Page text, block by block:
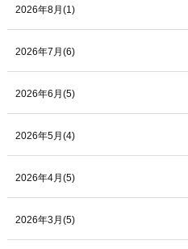
2026年8月(1)
2026年7月(6)
2026年6月(5)
2026年5月(4)
2026年4月(5)
2026年3月(5)